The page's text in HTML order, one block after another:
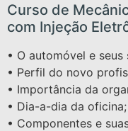
Curso de
com Injeção
• O automóvel e seus
• Perfil do novo
• Importância da
• Dia-a-dia da oficina;
• Componentes e